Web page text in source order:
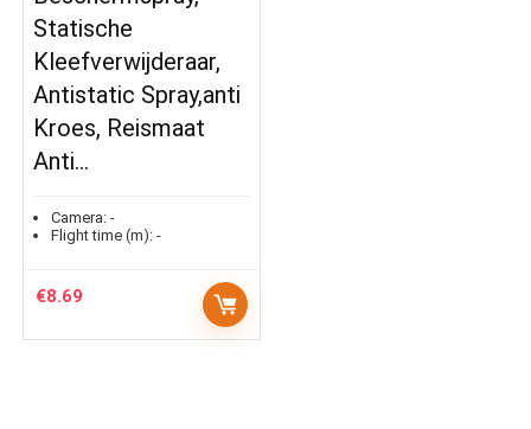
Statische
Kleefverwijderaar,
Antistatic Spray,anti
Kroes, Reismaat
Anti…
Camera: -
Flight time (m): -
€8.69